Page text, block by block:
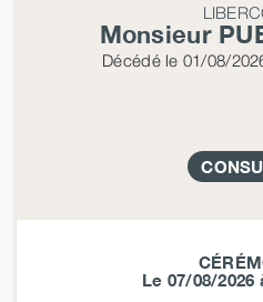
Monsieur
Décédéle 01/08/
Le 07/08/